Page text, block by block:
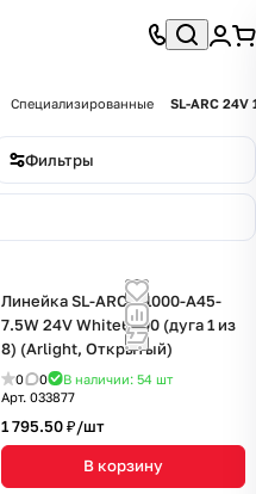
Специализированные SL-ARC 24V
Фильтры
Линейка SL-ARC-D1000-A45-
7.5W 24V White6000 (дуга 1 из
8) (Arlight, Открытый)
0 0 В наличии: 54 шт
Арт. 033877
1 795.50 ₽/шт
В корзину